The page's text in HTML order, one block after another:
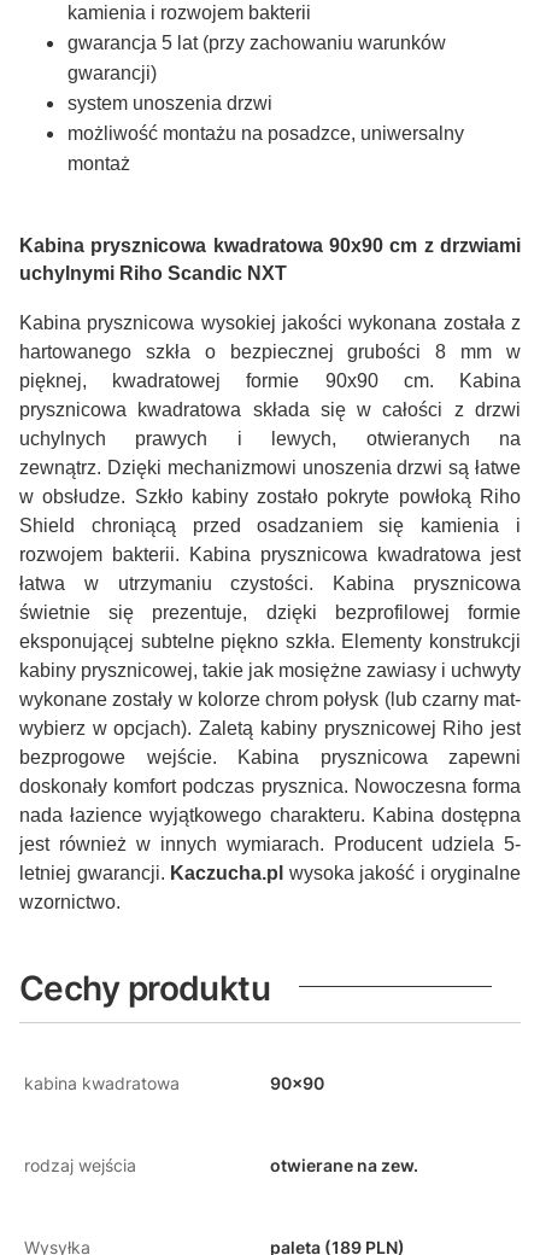
kamienia i rozwojem bakterii
gwarancja 5 lat (przy zachowaniu warunków
gwarancji)
system unoszenia drzwi
możliwość montażu na posadzce, uniwersalny
montaż
Kabina prysznicowa kwadratowa 90x90 cm z drzwiami
uchylnymi Riho Scandic NXT
Kabina prysznicowa wysokiej jakości wykonana została z
hartowanego szkła o bezpiecznej grubości 8 mm w
pięknej, kwadratowej formie 90x90 cm. Kabina
prysznicowa kwadratowa składa się w całości z drzwi
uchylnych prawych i lewych, otwieranych na
zewnątrz. Dzięki mechanizmowi unoszenia drzwi są łatwe
w obsłudze. Szkło kabiny zostało pokryte powłoką Riho
Shield chroniącą przed osadzaniem się kamienia i
rozwojem bakterii. Kabina prysznicowa kwadratowa jest
łatwa w utrzymaniu czystości. Kabina prysznicowa
świetnie się prezentuje, dzięki bezprofilowej formie
eksponującej subtelne piękno szkła. Elementy konstrukcji
kabiny prysznicowej, takie jak mosiężne zawiasy i uchwyty
wykonane zostały w kolorze chrom połysk (lub czarny mat-
wybierz w opcjach). Zaletą kabiny prysznicowej Riho jest
bezprogowe wejście. Kabina prysznicowa zapewni
doskonały komfort podczas prysznica. Nowoczesna forma
nada łazience wyjątkowego charakteru. Kabina dostępna
jest również w innych wymiarach. Producent udziela 5-
letniej gwarancji. Kaczucha.pl wysoka jakość i oryginalne
wzornictwo.
Cechy produktu
kabina kwadratowa 90x90
rodzaj wejścia otwierane na zew.
Wysyłka paleta (189 PLN)